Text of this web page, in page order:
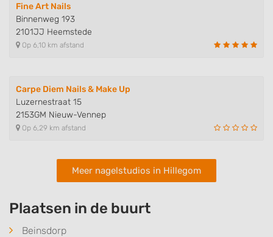
Fine Art Nails
Binnenweg 193
2101JJ Heemstede
Op 6,10 km afstand
Carpe Diem Nails & Make Up
Luzernestraat 15
2153GM Nieuw-Vennep
Op 6,29 km afstand
Meer nagelstudios in Hillegom
Plaatsen in de buurt
Beinsdorp
Use precise geolocation data
Identify devices based on information
actively requested
Necessary
Functional
Advertising